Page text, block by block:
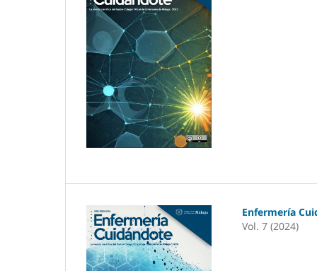
Enfermería
Vol. 7 (2024)